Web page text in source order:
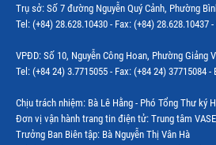
Thị trường Indonesia
Thị trường Mỹ
Thị trường Nga
Thị trường Hàn Quốc
Trụ sở: Số 7 đường Nguyễn Quý Cảnh, Phường
Tel: (+84) 28.628.10430 - Fax: (+84)
VPĐD: Số 10, Nguyễn Công Hoan, Phường Giảng
Tel: (+84 24) 3.7715055 - Fax: (+84 24) 37715084
Chịu trách nhiệm: Bà Lê Hằng - Phó Tổng Thư ký
Đơn vị vận hành trang tin điện tử: Trung tâm
Trưởng Ban Biên tập: Bà Nguyễn Thị Vân Hà